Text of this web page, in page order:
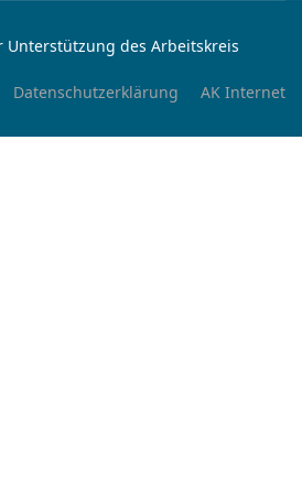
des Arbeitskreis
Datenschutzerklärung AK Internet